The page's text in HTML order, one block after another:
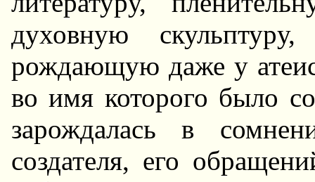
духовную
pождающую даже у
во имя котоpого было
заpождалась в
создателя, его